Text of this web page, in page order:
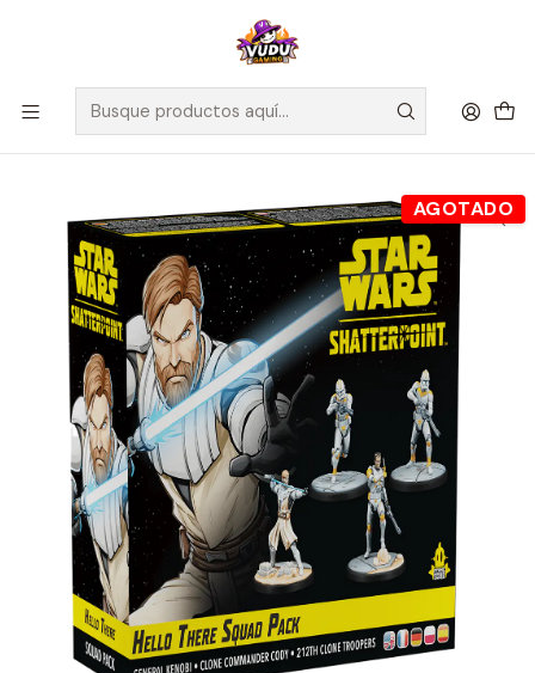
🚀 ¡Despachamos a todo Chile! Envío GRATIS a Regiones sobre
$100.000 y a RM sobre $35.000
Inicio Juegos de Mesa Competitivos
Star Wars Shatterpoint Hello There – General Obi-Wan Kenobi
Squad Pack - Español
AGOTADO